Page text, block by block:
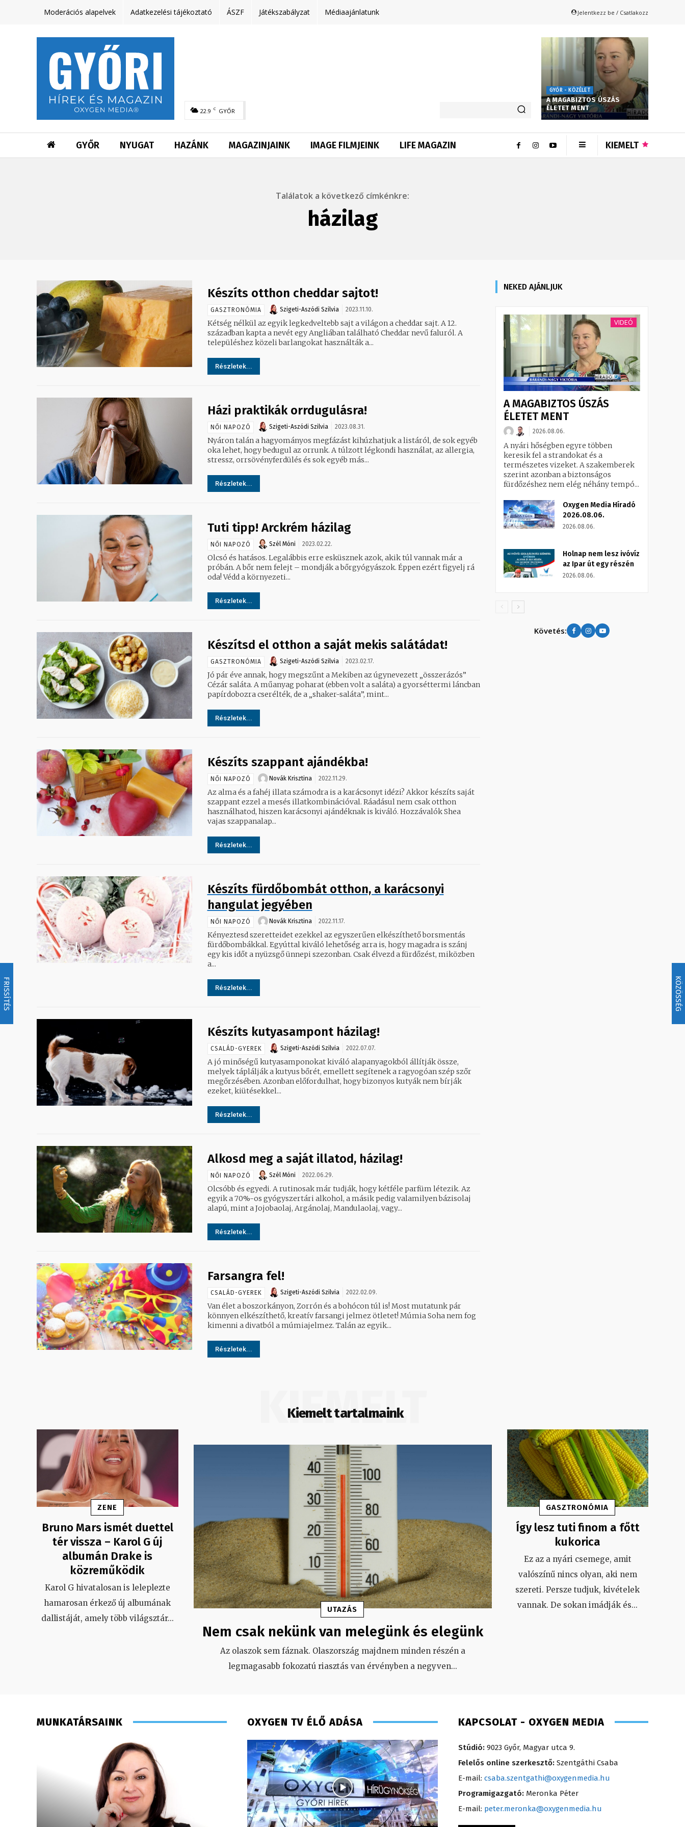
FRISSÍTÉS KÖZÖSSÉG
Moderációs alapelvek Adatkezelési tájékoztató ÁSZF Játékszabályzat Médiaajánlatunk Jelentkezz be / Csatlakozz
22.9 C GYŐR
GYŐR - KÖZÉLET
A MAGABIZTOS ÚSZÁS
ÉLETET MENT
GYŐR NYUGAT HAZÁNK MAGAZINJAINK IMAGE FILMJEINK LIFE MAGAZIN KIEMELT
Találatok a következő címkénkre:
házilag
Készíts otthon cheddar sajtot!
GASZTRONÓMIA Szigeti-Aszódi Szilvia 2023.11.10.
Kétség nélkül az egyik legkedveltebb sajt a világon a cheddar sajt. A 12.
században kapta a nevét egy Angliában található Cheddar nevű faluról. A
településhez közeli barlangokat használták a...
Részletek...
Házi praktikák orrdugulásra!
NŐI NAPOZÓ Szigeti-Aszódi Szilvia 2023.08.31.
Nyáron talán a hagyományos megfázást kihúzhatjuk a listáról, de sok egyéb
oka lehet, hogy bedugul az orrunk. A túlzott légkondi használat, az allergia,
stressz, orrsövényferdülés és sok egyéb más...
Részletek...
Tuti tipp! Arckrém házilag
NŐI NAPOZÓ Szél Móni 2023.02.22.
Olcsó és hatásos. Legalábbis erre esküsznek azok, akik túl vannak már a
próbán. A bőr nem felejt – mondják a bőrgyógyászok. Éppen ezért figyelj rá
oda! Védd a környezeti...
Részletek...
Készítsd el otthon a saját mekis salátádat!
GASZTRONÓMIA Szigeti-Aszódi Szilvia 2023.02.17.
Jó pár éve annak, hogy megszűnt a Mekiben az úgynevezett „összerázós”
Cézár saláta. A műanyag poharat (ebben volt a saláta) a gyorséttermi láncban
papírdobozra cserélték, de a „shaker-saláta”, mint...
Részletek...
Készíts szappant ajándékba!
NŐI NAPOZÓ Novák Krisztina 2022.11.29.
Az alma és a fahéj illata számodra is a karácsonyt idézi? Akkor készíts saját
szappant ezzel a mesés illatkombinációval. Ráadásul nem csak otthon
használhatod, hiszen karácsonyi ajándéknak is kiváló. Hozzávalók Shea
vajas szappanalap...
Részletek...
Készíts fürdőbombát otthon, a karácsonyi
hangulat jegyében
NŐI NAPOZÓ Novák Krisztina 2022.11.17.
Kényeztesd szeretteidet ezekkel az egyszerűen elkészíthető borsmentás
fürdőbombákkal. Egyúttal kiváló lehetőség arra is, hogy magadra is szánj
egy kis időt a nyüzsgő ünnepi szezonban. Csak élvezd a fürdőzést, miközben
a...
Részletek...
Készíts kutyasampont házilag!
CSALÁD-GYEREK Szigeti-Aszódi Szilvia 2022.07.07.
A jó minőségű kutyasamponokat kiváló alapanyagokból állítják össze,
melyek táplálják a kutyus bőrét, emellett segítenek a ragyogóan szép szőr
megőrzésében. Azonban előfordulhat, hogy bizonyos kutyák nem bírják
ezeket, kiütésekkel...
Részletek...
Alkosd meg a saját illatod, házilag!
NŐI NAPOZÓ Szél Móni 2022.06.29.
Olcsóbb és egyedi. A rutinosak már tudják, hogy kétféle parfüm létezik. Az
egyik a 70%-os gyógyszertári alkohol, a másik pedig valamilyen bázisolaj
alapú, mint a Jojobaolaj, Argánolaj, Mandulaolaj, vagy...
Részletek...
Farsangra fel!
CSALÁD-GYEREK Szigeti-Aszódi Szilvia 2022.02.09.
Van élet a boszorkányon, Zorrón és a bohócon túl is! Most mutatunk pár
könnyen elkészíthető, kreatív farsangi jelmez ötletet! Múmia Soha nem fog
kimenni a divatból a múmiajelmez. Talán az egyik...
Részletek...
NEKED AJÁNLJUK
VIDEÓ
A MAGABIZTOS ÚSZÁS
ÉLETET MENT
2026.08.06.
A nyári hőségben egyre többen
keresik fel a strandokat és a
természetes vizeket. A szakemberek
szerint azonban a biztonságos
fürdőzéshez nem elég néhány tempó...
Oxygen Media Híradó
2026.08.06.
2026.08.06.
Holnap nem lesz ivóvíz
az Ipar út egy részén
2026.08.06.
Követés:
Kiemelt tartalmaink
KIEMELT
ZENE
Bruno Mars ismét duettel
tér vissza – Karol G új
albumán Drake is
közreműködik
Karol G hivatalosan is leleplezte
hamarosan érkező új albumának
dallistáját, amely több világsztár...
UTAZÁS
Nem csak nekünk van melegünk és elegünk
Az olaszok sem fáznak. Olaszország majdnem minden részén a
legmagasabb fokozatú riasztás van érvényben a negyven...
GASZTRONÓMIA
Így lesz tuti finom a főtt
kukorica
Ez az a nyári csemege, amit
valószínű nincs olyan, aki nem
szereti. Persze tudjuk, kivételek
vannak. De sokan imádják és...
MUNKATÁRSAINK OXYGEN TV ÉLŐ ADÁSA KAPCSOLAT - OXYGEN MEDIA
Stúdió: 9023 Győr, Magyar utca 9.
Felelős online szerkesztő: Szentgáthi Csaba
E-mail: csaba.szentgathi@oxygenmedia.hu
Programigazgató: Meronka Péter
E-mail: peter.meronka@oxygenmedia.hu